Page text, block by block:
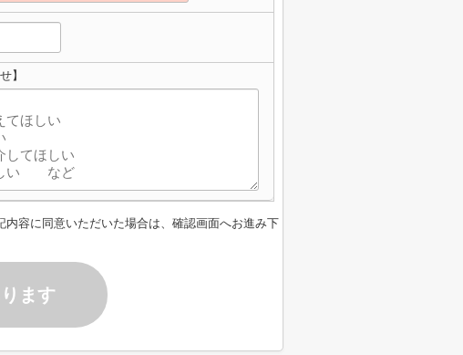
】
内容に同意いただいた場合は、確認画面へお進み下
ます